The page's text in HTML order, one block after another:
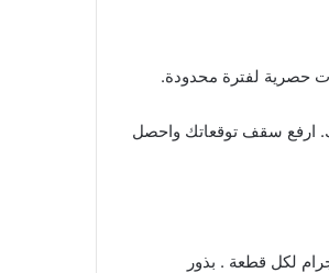
حصرية لفترة محدودة.
ارفع سقف توقعاتك واحصل
جودة النخبة بأقل الأسعار وإليكم قائمة مقاضي الأسبوع الأكثر توفيراً: الصفوة تمر سكري القصيم علبة ٥٠٠ جرام / الصفوة تمر صندوق ٥٠٠*٢ جرام لكل قطعة . بذور